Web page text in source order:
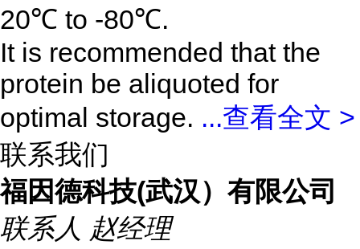
20℃ to -80℃.
It is recommended that the
protein be aliquoted for
optimal storage. ...查看全文 >
联系我们
福因德科技(武汉）有限公司
联系人 赵经理